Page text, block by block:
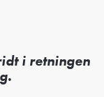
i retningen